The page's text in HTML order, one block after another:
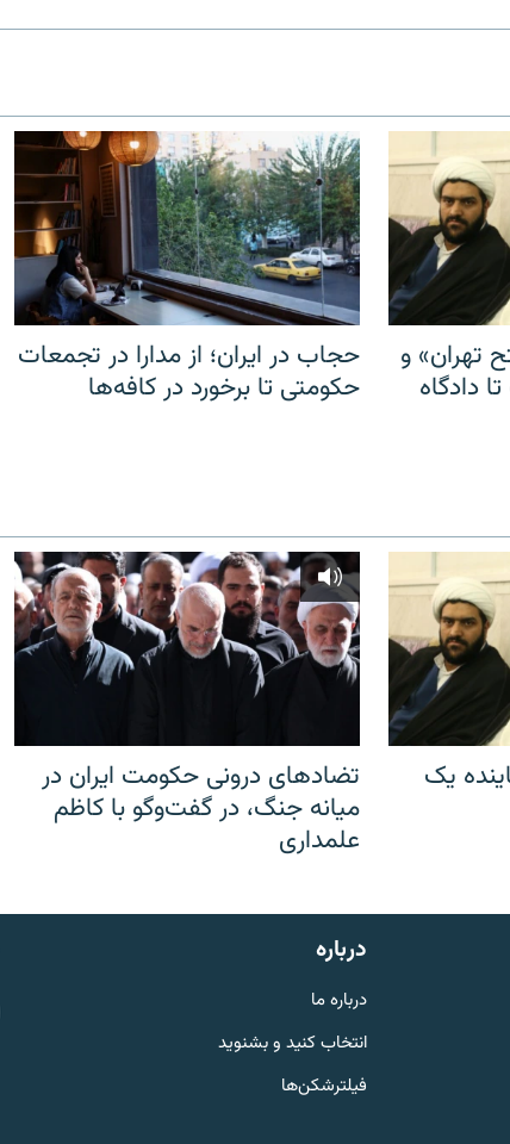
تهران» و
دادگاه
حجاب در ایران؛ از مدارا در تجمعات
حکومتی تا برخورد در کافه‌ها
یک
تضادهای درونی حکومت ایران در
میانه جنگ، در گفت‌‌وگو با کاظم
علمداری
درباره
درباره ما
انتخاب کنید و بشنوید
فیلترشکن‌ها